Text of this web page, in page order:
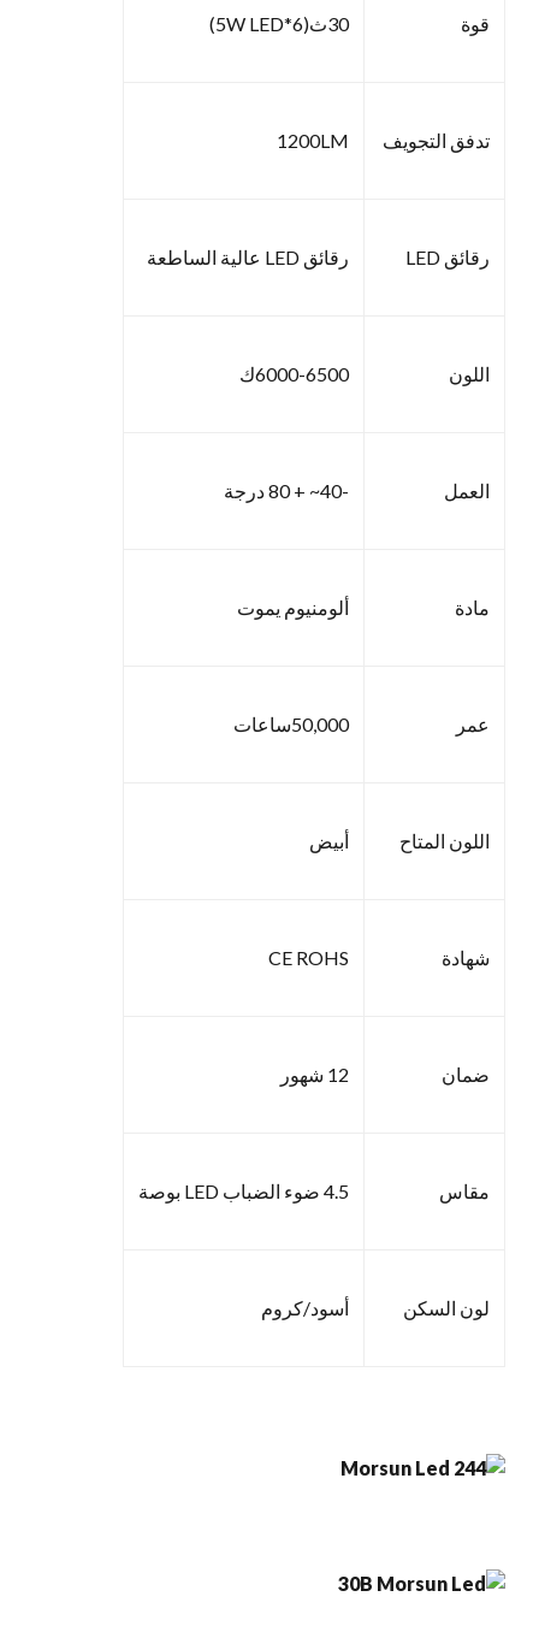
قوة 30ث(6*5W LED)
تدفق التجويف 1200LM
رقائق LED رقائق LED عالية الساطعة
اللون 6000-6500ك
العمل -40~ + 80 درجة
مادة ألومنيوم يموت
عمر 50,000ساعات
اللون المتاح أبيض
شهادة CE ROHS
ضمان 12 شهور
مقاس 4.5 ضوء الضباب LED بوصة
لون السكن أسود/كروم